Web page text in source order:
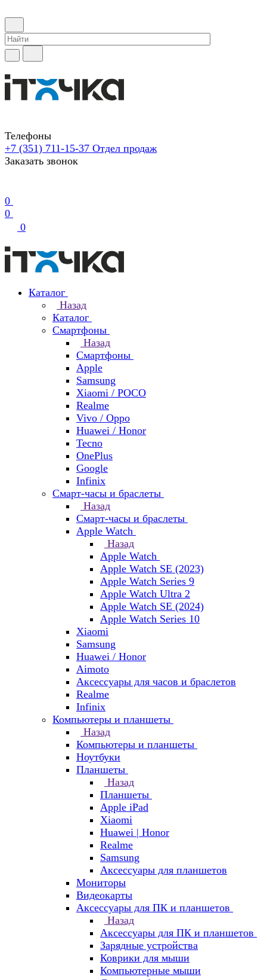
Телефоны
+7 (351) 711-15-37 Отдел продаж
Заказать звонок
0
0
0
Каталог
Назад
Каталог
Смартфоны
Назад
Смартфоны
Apple
Samsung
Xiaomi / POCO
Realme
Vivo / Oppo
Huawei / Honor
Tecno
OnePlus
Google
Infinix
Смарт-часы и браслеты
Назад
Смарт-часы и браслеты
Apple Watch
Назад
Apple Watch
Apple Watch SE (2023)
Apple Watch Series 9
Apple Watch Ultra 2
Apple Watch SE (2024)
Apple Watch Series 10
Xiaomi
Samsung
Huawei / Honor
Aimoto
Аксессуары для часов и браслетов
Realme
Infinix
Компьютеры и планшеты
Назад
Компьютеры и планшеты
Ноутбуки
Планшеты
Назад
Планшеты
Apple iPad
Xiaomi
Huawei | Honor
Realme
Samsung
Аксессуары для планшетов
Мониторы
Видеокарты
Аксессуары для ПК и планшетов
Назад
Аксессуары для ПК и планшетов
Зарядные устройства
Коврики для мыши
Компьютерные мыши